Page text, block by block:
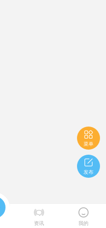

菜单

发布

资讯

我的